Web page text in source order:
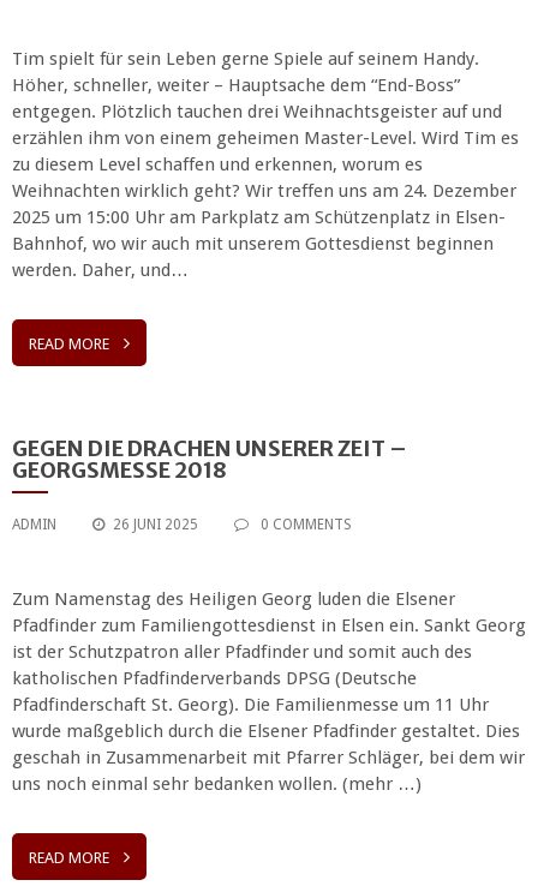
Tim spielt für sein Leben gerne Spiele auf seinem Handy.
Höher, schneller, weiter – Hauptsache dem “End-Boss”
entgegen. Plötzlich tauchen drei Weihnachtsgeister auf und
erzählen ihm von einem geheimen Master-Level. Wird Tim es
zu diesem Level schaffen und erkennen, worum es
Weihnachten wirklich geht? Wir treffen uns am 24. Dezember
2025 um 15:00 Uhr am Parkplatz am Schützenplatz in Elsen-
Bahnhof, wo wir auch mit unserem Gottesdienst beginnen
werden. Daher, und…
READ MORE
GEGEN DIE DRACHEN UNSERER ZEIT –
GEORGSMESSE 2018
ADMIN 26 JUNI 2025 0 COMMENTS
Zum Namenstag des Heiligen Georg luden die Elsener
Pfadfinder zum Familiengottesdienst in Elsen ein. Sankt Georg
ist der Schutzpatron aller Pfadfinder und somit auch des
katholischen Pfadfinderverbands DPSG (Deutsche
Pfadfinderschaft St. Georg). Die Familienmesse um 11 Uhr
wurde maßgeblich durch die Elsener Pfadfinder gestaltet. Dies
geschah in Zusammenarbeit mit Pfarrer Schläger, bei dem wir
uns noch einmal sehr bedanken wollen. (mehr …)
READ MORE